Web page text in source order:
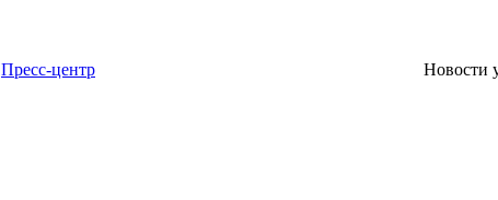
Пресс-центр
Новости